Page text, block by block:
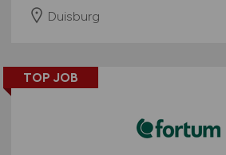
Duisburg
TOP JOB